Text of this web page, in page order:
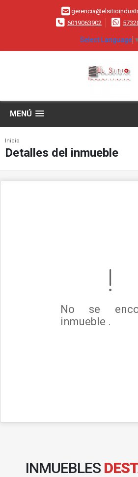
6019063902
Select Language
MENÚ
Inicio
Detalles del inmueble
No se
inmueble .
INMUEBLES